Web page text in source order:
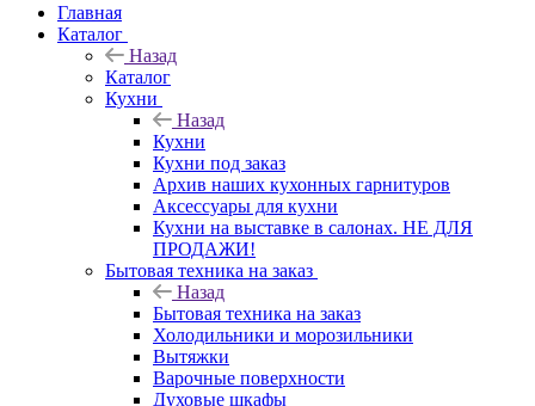
Главная
Каталог
Назад
Каталог
Кухни
Назад
Кухни
Кухни под заказ
Архив наших кухонных гарнитуров
Аксессуары для кухни
Кухни на выставке в салонах. НЕ ДЛЯ
ПРОДАЖИ!
Бытовая техника на заказ
Назад
Бытовая техника на заказ
Холодильники и морозильники
Вытяжки
Варочные поверхности
Духовые шкафы